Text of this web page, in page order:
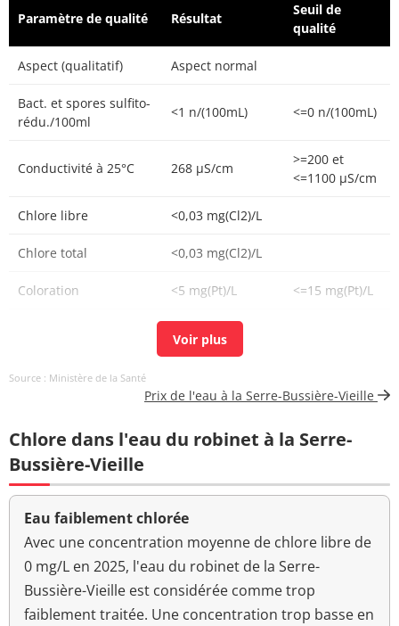
Paramètre de qualité Résultat
Seuil de
qualité
Aspect (qualitatif) Aspect normal
Bact. et spores sulfito-
rédu./100ml
<1 n/(100mL) <=0 n/(100mL)
Conductivité à 25°C 268 µS/cm
>=200 et
<=1100 µS/cm
Chlore libre <0,03 mg(Cl2)/L
Chlore total <0,03 mg(Cl2)/L
Coloration <5 mg(Pt)/L <=15 mg(Pt)/L
<1 n/(100mL)
Fer total
à 22°-68h
24 n/mL
à 36°-44h
12 n/mL
Ammonium (en NH4) <=0,1 mg/L
Odeur (qualitatif)
Aucun
changement
anormal
Source : Ministère de la Santé
Prix de l'eau à la Serre-Bussière-Vieille
Chlore dans l'eau du robinet à la Serre-
Bussière-Vieille
Eau faiblement chlorée
Avec une concentration moyenne de chlore libre de
0 mg/L en 2025, l'eau du robinet de la Serre-
Bussière-Vieille est considérée comme trop
faiblement traitée. Une concentration trop basse en